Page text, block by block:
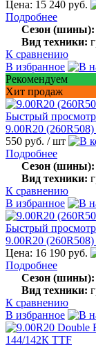
Цена: 15 240 руб.
Подробнее
Сезон (шины):
Вид техники:
К сравнению
В избранное
Рекомендуем
Хит продаж
Быстрый просмотр
9.00R20
550 руб. / шт
Подробнее
Сезон (шины):
Вид техники:
К сравнению
В избранное
Быстрый просмотр
9.00R20
Цена: 16 190 руб.
Подробнее
Сезон (шины):
Вид техники:
К сравнению
В избранное